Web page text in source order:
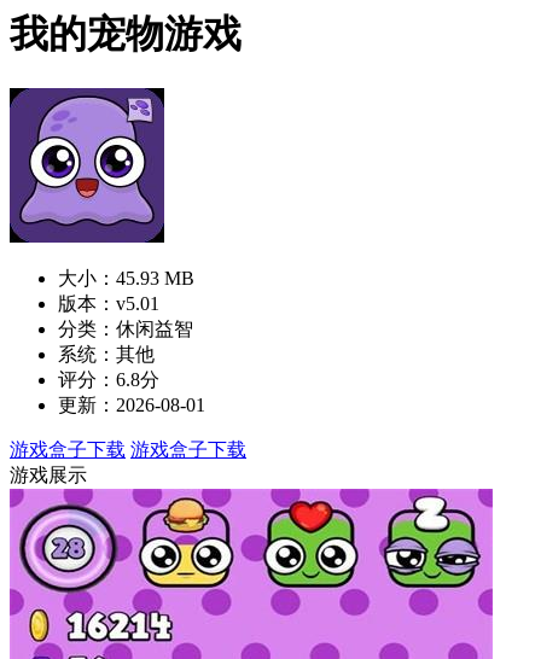
我的宠物游戏
大小：45.93 MB
版本：v5.01
分类：休闲益智
系统：其他
评分：6.8分
更新：2026-08-01
游戏盒子下载 游戏盒子下载
游戏展示